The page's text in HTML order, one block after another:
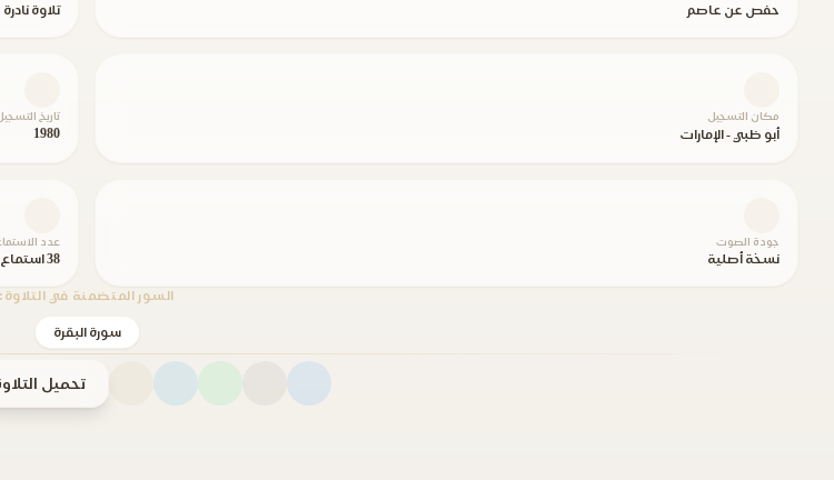
حفص عن عاصم تلاوة نادرة
مكان التسجيل
أبو ظبي - الإمارات
تاريخ التسجيل
1980
جودة الصوت
نسخة أصلية
عدد
38 استماع
السور المتضمنة في التلاوة:
سورة البقرة
تحميل